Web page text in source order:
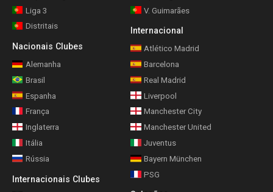
Liga 3
Distritais
Nacionais Clubes
Alemanha
Brasil
Espanha
França
Inglaterra
Itália
Rússia
Internacionais Clubes
V. Guimarães
Internacional
Atlético Madrid
Barcelona
Real Madrid
Liverpool
Manchester City
Manchester United
Juventus
Bayern München
PSG